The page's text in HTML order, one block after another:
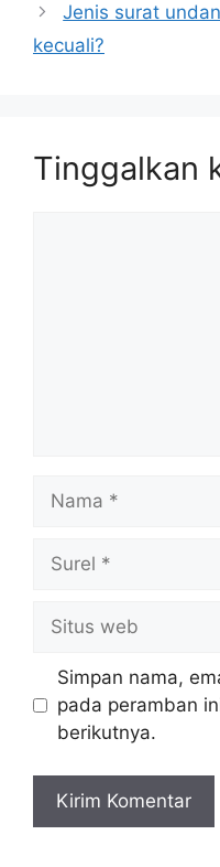
Jenis surat
kecuali?
Tinggalkan
Nama
Surel
Situs
web
Simpan nama,
pada peramban
berikutnya.